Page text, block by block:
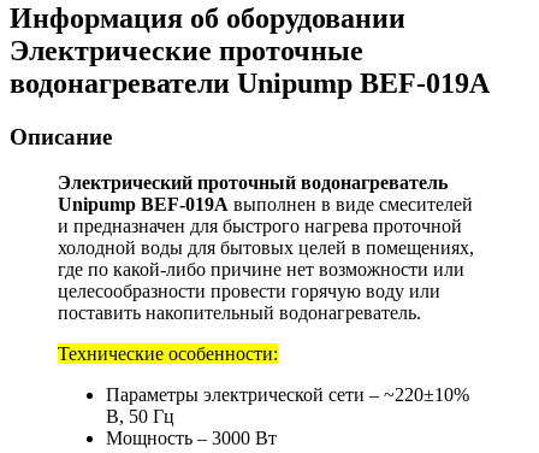
Информация об оборудовании
Электрические проточные
водонагреватели Unipump BEF-019A
Описание
Электрический проточный водонагреватель
Unipump BEF-019A выполнен в виде смесителей
и предназначен для быстрого нагрева проточной
холодной воды для бытовых целей в помещениях,
где по какой-либо причине нет возможности или
целесообразности провести горячую воду или
поставить накопительный водонагреватель.
Технические особенности:
Параметры электрической сети – ~220±10%
В, 50 Гц
Мощность – 3000 Вт